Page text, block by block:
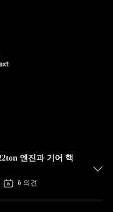
엔진과 기어 핵
6 의견